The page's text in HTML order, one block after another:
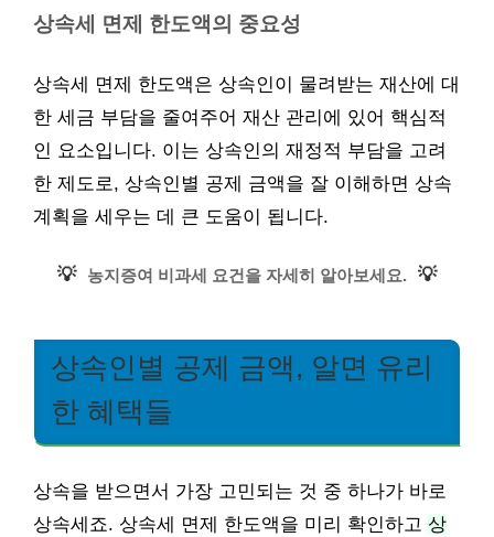
상속세 면제 한도액의 중요성
상속세 면제 한도액은 상속인이 물려받는 재산에 대
한 세금 부담을 줄여주어 재산 관리에 있어 핵심적
인 요소입니다. 이는 상속인의 재정적 부담을 고려
한 제도로, 상속인별 공제 금액을 잘 이해하면 상속
계획을 세우는 데 큰 도움이 됩니다.
💡 농지증여 비과세 요건을 자세히 알아보세요. 💡
상속인별 공제 금액, 알면 유리
한 혜택들
상속을 받으면서 가장 고민되는 것 중 하나가 바로
상속세죠. 상속세 면제 한도액을 미리 확인하고 상